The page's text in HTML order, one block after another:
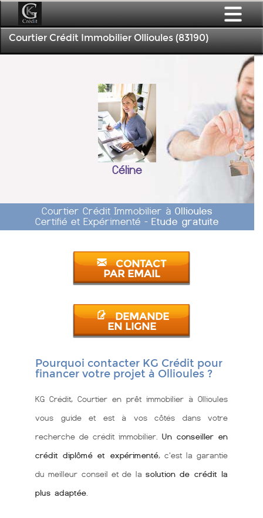
Courtier Crédit Immobilier Ollioules (83190)
Céline
Courtier Crédit Immobilier à Ollioules
Certifié et Expérimenté - Etude gratuite
CONTACT
PAR EMAIL
DEMANDE
EN LIGNE
Pourquoi contacter KG Crédit pour
financer votre projet à Ollioules ?
KG Crédit, Courtier en prêt immobilier à Ollioules
vous guide et est à vos côtés dans votre
recherche de crédit immobilier. Un conseiller en
crédit diplômé et expérimenté, c'est la garantie
du meilleur conseil et de la solution de crédit la
plus adaptée